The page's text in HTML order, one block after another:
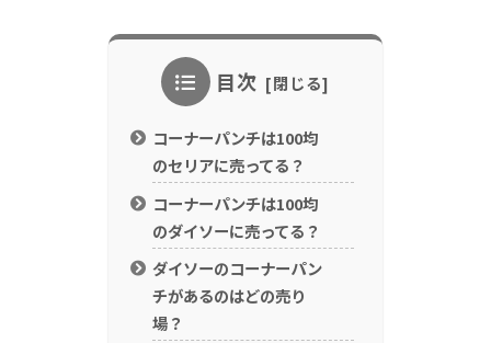
目次
コーナーパンチは100均
のセリアに売ってる？
コーナーパンチは100均
のダイソーに売ってる？
ダイソーのコーナーパン
チがあるのはどの売り
場？